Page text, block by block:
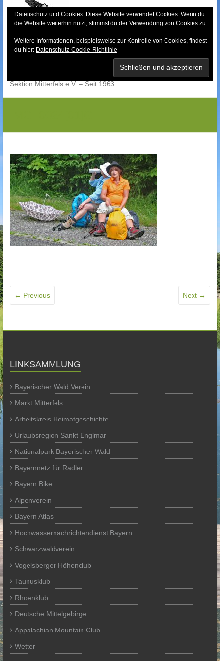
content
Bayerischer Wald-
Sektion Mitterfels e.V. – Seit 1963
← Previous Next →
LINKSAMMLUNG
Bayerischer Wald Verein
Markt Mitterfels
Arbeitskreis Heimatgeschichte
Urlaubsregion Sankt Englmar
Nationalpark Bayerischer Wald
Bayernnetz für Radler
Bayern Bike
Alpenverein
Bayern Atlas
Hochwassernachrichtendienst Bayern
Schwarzwaldverein
Vogelsberger Höhenclub
Taunusklub
Rhoenklub
Deutsche Mittelgebirge
Appalachian Mountain Club
Wetter
Datenschutz und Cookies: Diese Website verwendet Cookies. Wenn du
die Website weiterhin nutzt, stimmst du der Verwendung von Cookies zu.
Weitere Informationen, beispielsweise zur Kontrolle von Cookies, findest
du hier: Datenschutz-Cookie-Richtlinie